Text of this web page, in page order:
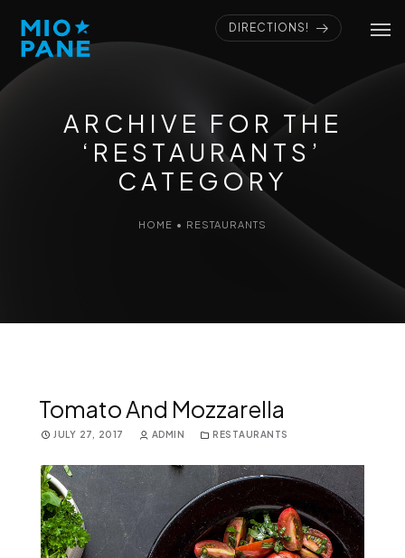
DIRECTIONS!
ARCHIVE FOR THE
‘RESTAURANTS’
CATEGORY
HOME • RESTAURANTS
Tomato And Mozzarella
JULY 27, 2017 ADMIN RESTAURANTS